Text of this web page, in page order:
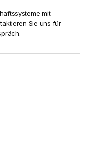
mit
Sie uns für